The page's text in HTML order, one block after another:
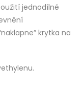
jednodílné
krytka na